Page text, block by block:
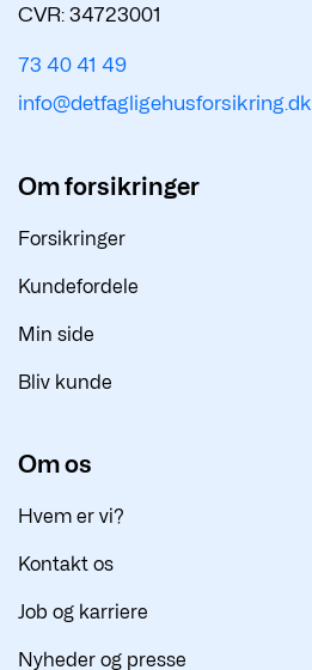
CVR: 34723001
73 40 41 49
info@detfagligehusforsikring.dk
Om forsikringer
Forsikringer
Kundefordele
Min side
Bliv kunde
Om os
Hvem er vi?
Kontakt os
Job og karriere
Nyheder og presse